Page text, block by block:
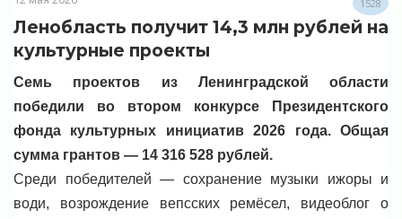
1528
Ленобласть получит 14,3 млн рублей на
культурные проекты
Семь проектов из Ленинградской области
победили во втором конкурсе Президентского
фонда культурных инициатив 2026 года. Общая
сумма грантов — 14 316 528 рублей.
Среди победителей — сохранение музыки ижоры и
води, возрождение вепсских ремёсел, видеоблог о